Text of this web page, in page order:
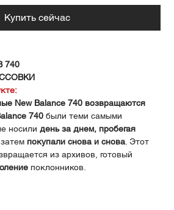
Купить сейчас
740
New Balance 740 возвращаются
740 были теми самыми
носилидень за днем, пробегая
затем покупали снова и снова . Этот
из архивов, готовый
поклонников.
и обтекаемый силуэт